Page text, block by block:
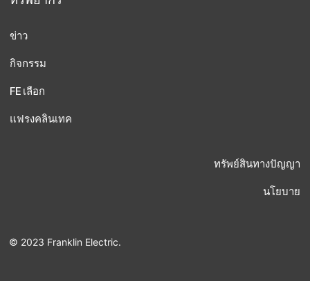
ข่าว
กิจกรรม
FE เลือก
แฟรงคลินเทค
ทรัพย์สินทางปัญญา
นโยบาย
© 2023 Franklin Electric.